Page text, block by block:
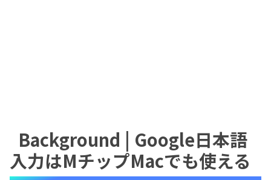
Background | Google日本語
入力はMチップMacでも使える